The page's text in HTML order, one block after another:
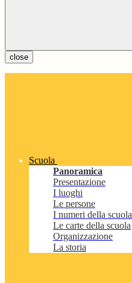
close
Scuola
Panoramica
Presentazione
I luoghi
Le persone
I numeri della scuola
Le carte della scuola
Organizzazione
La storia